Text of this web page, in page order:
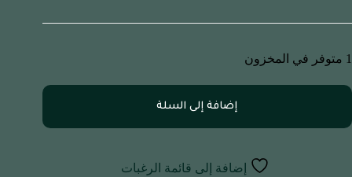
1 متوفر في المخزون
إضافة إلى السلة
إضافة إلى قائمة الرغبات